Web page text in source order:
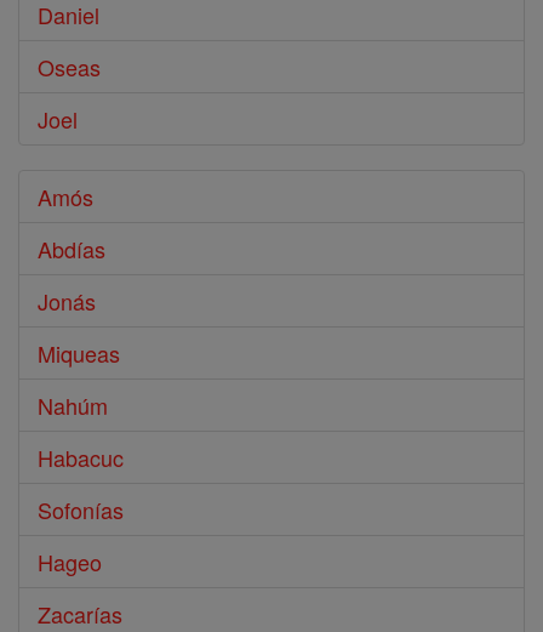
Daniel
Oseas
Joel
Amós
Abdías
Jonás
Miqueas
Nahúm
Habacuc
Sofonías
Hageo
Zacarías